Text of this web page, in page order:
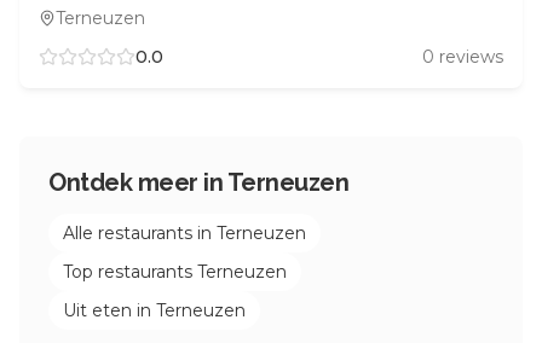
Terneuzen
0.0
0 reviews
Ontdek meer in Terneuzen
Alle restaurants in Terneuzen
Top restaurants Terneuzen
Uit eten in Terneuzen